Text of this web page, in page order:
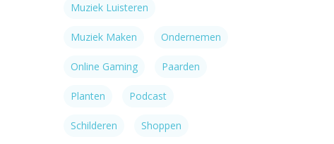
Muziek Luisteren
Muziek Maken Ondernemen
Online Gaming Paarden
Planten Podcast
Schilderen Shoppen